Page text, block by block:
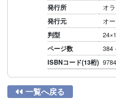
発行所 オ
発行元 オ
判型
ページ数 384
ISBNコード(13桁)
 一覧へ戻る